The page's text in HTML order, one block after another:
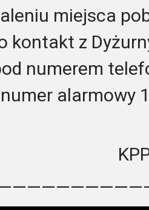
miejsca
kontakt z
numerem
alarmowy